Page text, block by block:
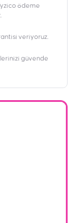
ödeme
veriyoruz.
güvende